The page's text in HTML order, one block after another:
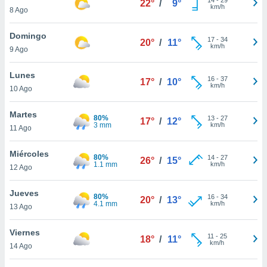
más
nuestra
y
de
disponible
cookies
aceptar
8 Ago
22° / 9°
km/h
Domingo
9 Ago
20° / 11° 17- 34
km/h
Lunes
10 Ago
17° / 10° 16- 37
km/h
Martes
11 Ago
80%
3 mm
17° / 12° 13- 27
km/h
Miércoles
12 Ago
80%
1.1 mm
26° / 15° 14- 27
km/h
Jueves
13 Ago
80%
4.1 mm
20° / 13° 16- 34
km/h
Viernes
14 Ago
18° / 11° 11 - 25
km/h